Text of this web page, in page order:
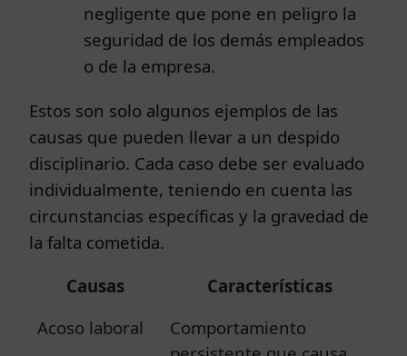
negligente que pone en peligro la
seguridad de los demás empleados
o de la empresa.
Estos son solo algunos ejemplos de las
causas que pueden llevar a un despido
disciplinario. Cada caso debe ser evaluado
individualmente, teniendo en cuenta las
circunstancias específicas y la gravedad de
la falta cometida.
Causas
Características
Acoso laboral
Comportamiento